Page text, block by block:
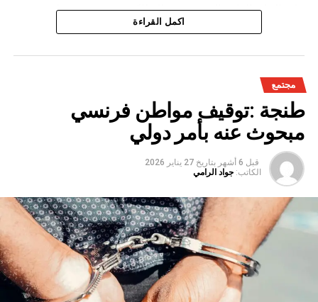
عليه النيابة العامة المختصة، وذلك للكشف عن جميع ظروف
وملابسات وخلفيات هذه القضية، وكذا تحديد كافة
اكمل القراءة
مجتمع
طنجة :توقيف مواطن فرنسي
مبحوث عنه بأمر دولي
قبل 6 أشهر بتاريخ 27 يناير 2026
الكاتب: جواد الرامي